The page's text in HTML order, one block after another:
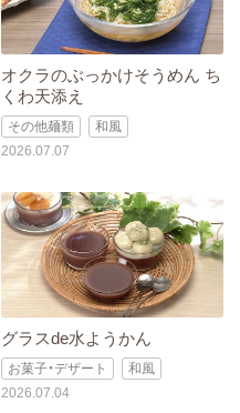
オクラのぶっかけそうめん ち
くわ天添え
その他麺類
和風
2026.07.07
グラスde水ようかん
お菓子・デザート
和風
2026.07.04